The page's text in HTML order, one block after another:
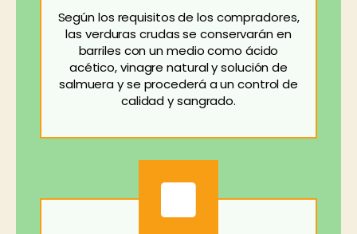
Según los requisitos de los compradores,
las verduras crudas se conservarán en
barriles con un medio como ácido
acético, vinagre natural y solución de
salmuera y se procederá a un control de
calidad y sangrado.